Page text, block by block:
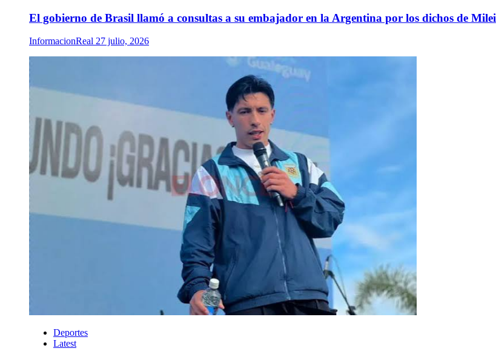
El gobierno de Brasil llamó a consultas a su embajador en la Argentina por los dichos de Milei
InformacionReal 27 julio, 2026
Deportes
Latest